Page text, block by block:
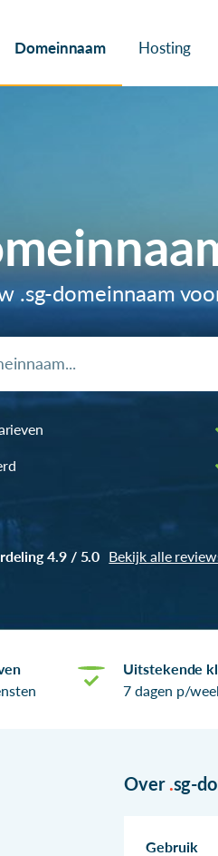
Domeinnaam Hosting
.sg-domeinnaam
4.9 / 5.0 Bekijk alle
Uitstekende
7 dagen p/
Over .sg-
Gebruik